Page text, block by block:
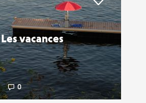
Les vacances
0
Liker